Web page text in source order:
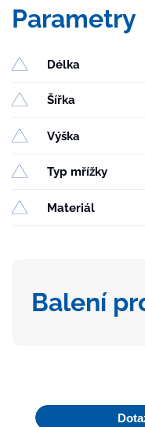
Parametry
Délka
Šířka
Výška
Typ mřížky
Materiál
Balení